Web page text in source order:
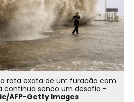
rota exata de um furacão com
continua sendo um desafio -
AFP-Getty Images